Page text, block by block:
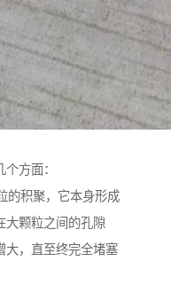
方面：
的积聚，它本身形成
大颗粒之间的孔隙
大，直至终完全堵塞